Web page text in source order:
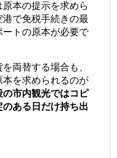
本の提示を求めら
で免税手続きの最
トの原本が必要で
両替する場合も、
を求められるのが
の市内観光ではコピ
ある日だけ持ち出